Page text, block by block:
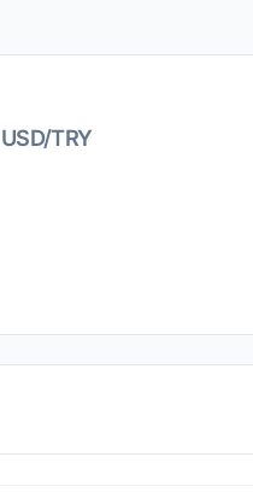
USD/TRY